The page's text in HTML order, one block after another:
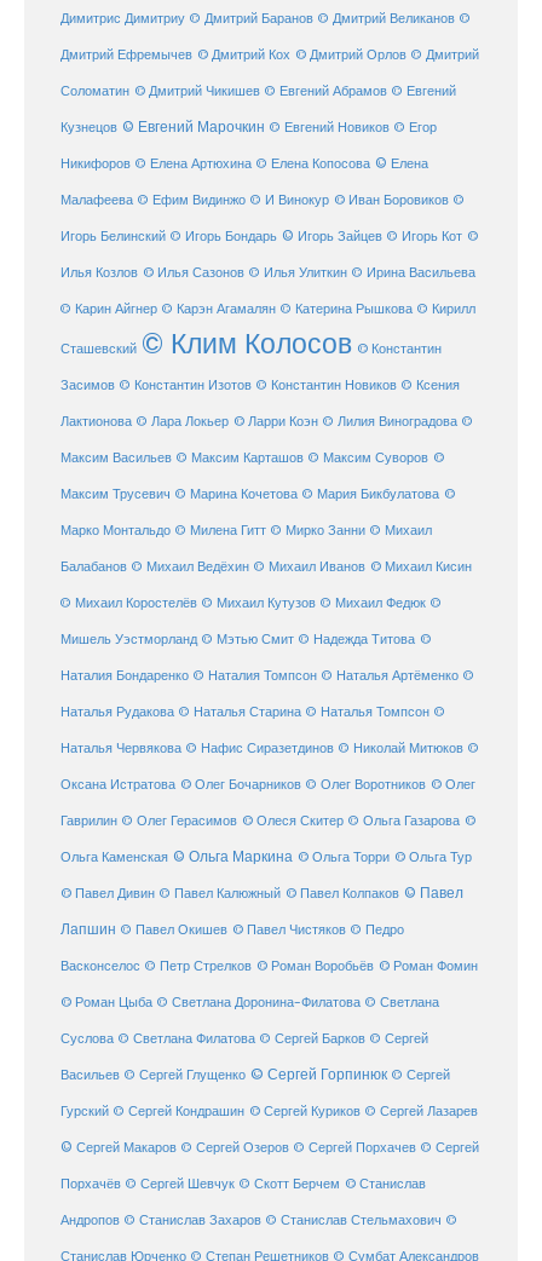
Димитрис Димитриу © Дмитрий Баранов © Дмитрий Великанов ©
Дмитрий Ефремычев © Дмитрий Кох © Дмитрий Орлов © Дмитрий
Соломатин © Дмитрий Чикишев © Евгений Абрамов © Евгений
Кузнецов © Евгений Марочкин © Евгений Новиков © Егор
Никифоров © Елена Артюхина © Елена Копосова © Елена
Малафеева © Ефим Видинжо © И Винокур © Иван Боровиков ©
Игорь Белинский © Игорь Бондарь © Игорь Зайцев © Игорь Кот ©
Илья Козлов © Илья Сазонов © Илья Улиткин © Ирина Васильева
© Карин Айгнер © Карэн Агамалян © Катерина Рышкова © Кирилл
Сташевский © Клим Колосов © Константин
Засимов © Константин Изотов © Константин Новиков © Ксения
Лактионова © Лара Локьер © Ларри Коэн © Лилия Виноградова ©
Максим Васильев © Максим Карташов © Максим Суворов ©
Максим Трусевич © Марина Кочетова © Мария Бикбулатова ©
Марко Монтальдо © Милена Гитт © Мирко Занни © Михаил
Балабанов © Михаил Ведёхин © Михаил Иванов © Михаил Кисин
© Михаил Коростелёв © Михаил Кутузов © Михаил Федюк ©
Мишель Уэстморланд © Мэтью Смит © Надежда Титова ©
Наталия Бондаренко © Наталия Томпсон © Наталья Артёменко ©
Наталья Рудакова © Наталья Старина © Наталья Томпсон ©
Наталья Червякова © Нафис Сиразетдинов © Николай Митюков ©
Оксана Истратова © Олег Бочарников © Олег Воротников © Олег
Гаврилин © Олег Герасимов © Олеся Скитер © Ольга Газарова ©
Ольга Каменская © Ольга Маркина © Ольга Торри © Ольга Тур
© Павел Дивин © Павел Калюжный © Павел Колпаков © Павел
Лапшин © Павел Окишев © Павел Чистяков © Педро
Васконселос © Петр Стрелков © Роман Воробьёв © Роман Фомин
© Роман Цыба © Светлана Доронина-Филатова © Светлана
Суслова © Светлана Филатова © Сергей Барков © Сергей
Васильев © Сергей Глущенко © Сергей Горпинюк © Сергей
Гурский © Сергей Кондрашин © Сергей Куриков © Сергей Лазарев
© Сергей Макаров © Сергей Озеров © Сергей Порхачев © Сергей
Порхачёв © Сергей Шевчук © Скотт Берчем © Станислав
Андропов © Станислав Захаров © Станислав Стельмахович ©
Станислав Юрченко © Степан Решетников © Сумбат Александров